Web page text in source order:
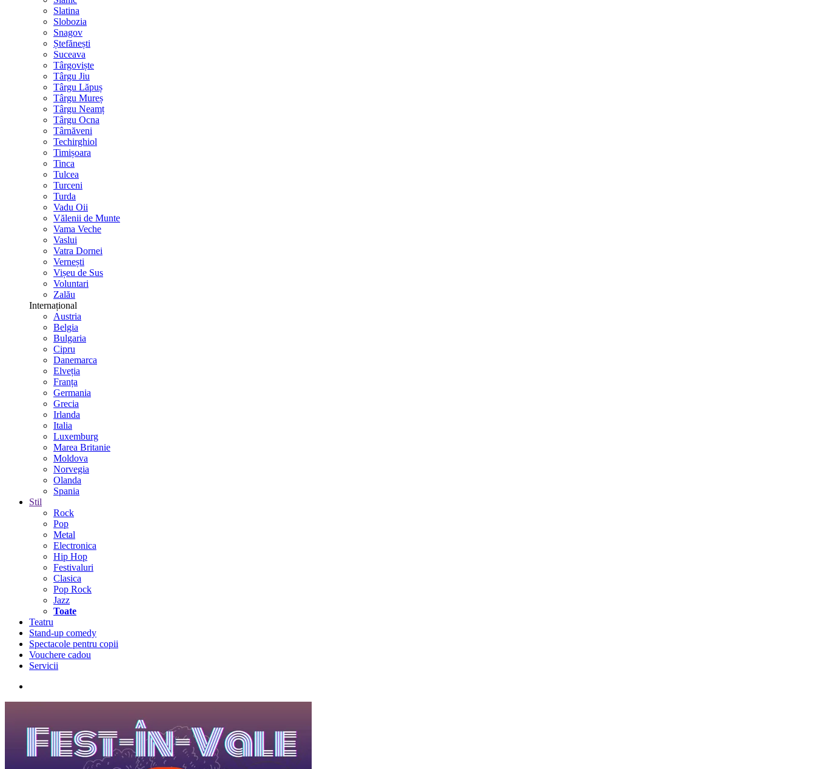
Slatina
Slobozia
Snagov
Ștefănești
Suceava
Târgoviște
Târgu Jiu
Târgu Lăpuș
Târgu Mureș
Târgu Neamț
Târgu Ocna
Târnăveni
Techirghiol
Timișoara
Tinca
Tulcea
Turceni
Turda
Vadu Oii
Vălenii de Munte
Vama Veche
Vaslui
Vatra Dornei
Vernești
Vișeu de Sus
Voluntari
Zalău
Internațional
Austria
Belgia
Bulgaria
Cipru
Danemarca
Elveția
Franța
Germania
Grecia
Irlanda
Italia
Luxemburg
Marea Britanie
Moldova
Norvegia
Olanda
Spania
Stil
Rock
Pop
Metal
Electronica
Hip Hop
Festivaluri
Clasica
Pop Rock
Jazz
Toate
Teatru
Stand-up comedy
Spectacole pentru copii
Vouchere cadou
Servicii